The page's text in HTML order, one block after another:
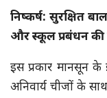
निष्कर्ष: सुरक्षित
और स्कूल प्रबंधन की
इस प्रकार मानसून
अनिवार्य चीजों के